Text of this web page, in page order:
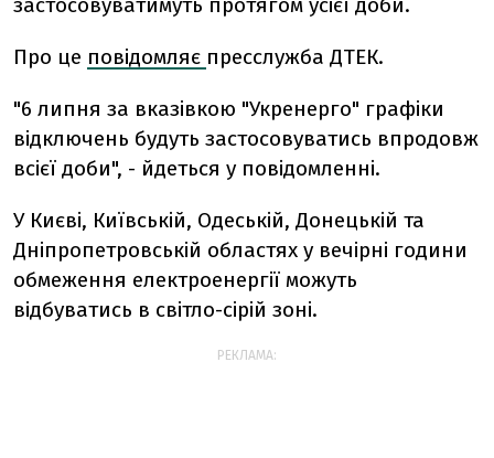
Про це повідомляє пресслужба ДТЕК.
"6 липня за вказівкою "Укренерго" графіки
відключень будуть застосовуватись впродовж
всієї доби", - йдеться у повідомленні.
У Києві, Київській, Одеській, Донецькій та
Дніпропетровській областях у вечірні години
обмеження електроенергії можуть
відбуватись в світло-сірій зоні.
РЕКЛАМА: